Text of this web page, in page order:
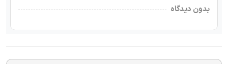
بدون دیدگاه